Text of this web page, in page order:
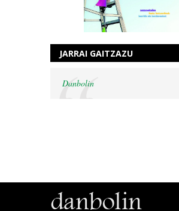
JARRAI GAITZAZU
Danbolin